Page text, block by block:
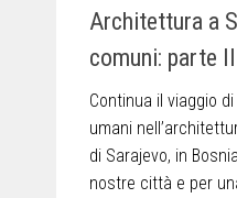
Architettura a
comuni: parte
Continua il viaggio
umani
di Sarajevo, in
nostre città e per